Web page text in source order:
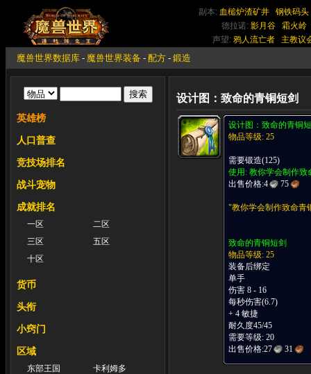
副本: 血槌炉渣矿井
钢铁码头
德拉诺: 影月谷
霜火岭
声望: 鸦人流亡者 主教议
魔兽世界数据库 - 魔兽世界装备 - 配方 - 鍛造
英雄榜
人口普查
竞技场排名
战斗宠物
成就排名
一区
二区
三区
五区
十区
货币
头衔
小窍门
区域
东部王国
卡利姆多
设计图：致命的青铜短剑
设计图：致命的青铜
物品等级: 25
需要锻造(125)
使用: 教你学会制作致
出售价格:4 75
"教你学会制作致命青
致命的青铜短剑
物品等级: 25
装备后绑定
单手
伤害 8 - 16
每秒伤害(6.7)
+ 4 敏捷
耐久度45/45
需要等级: 20
出售价格:27 31